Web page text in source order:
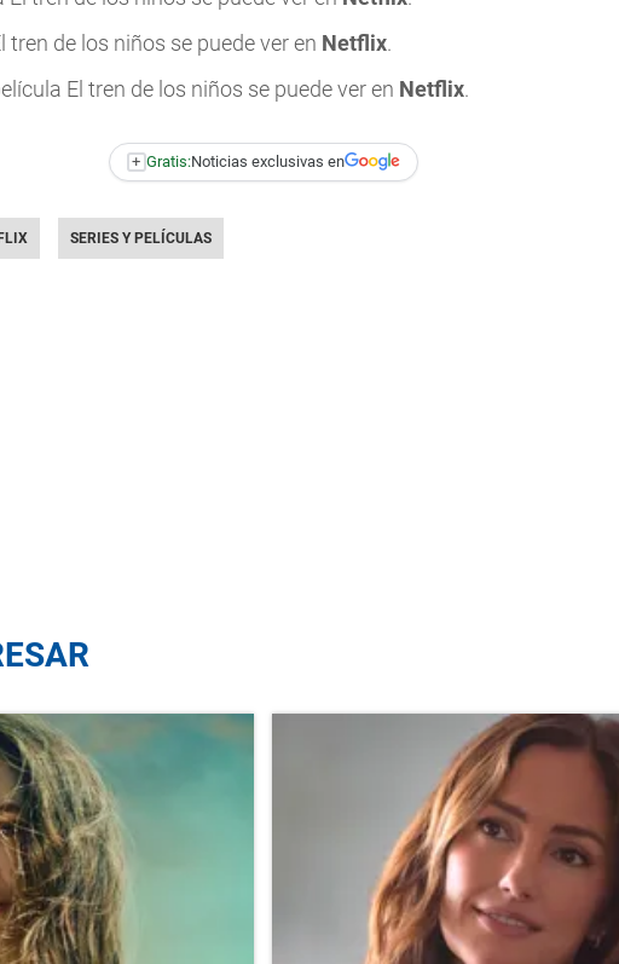
tren de los niños se puede ver en Netflix.
El tren de los niños se puede ver en Netflix.
+ Gratis:Noticias exclusivas en
SERIES Y PELÍCULAS